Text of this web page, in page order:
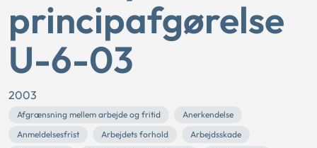
principafgørelse
U-6-03
2003
Afgrænsning mellem arbejde og fritid
Anerkendelse
Anmeldelsesfrist
Arbejdets forhold
Arbejdsskade